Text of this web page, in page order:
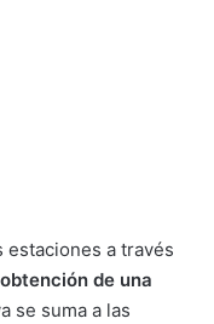
estaciones a través
de una
se suma a las